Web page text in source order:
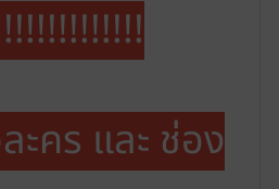
ะคร และ ช่อง